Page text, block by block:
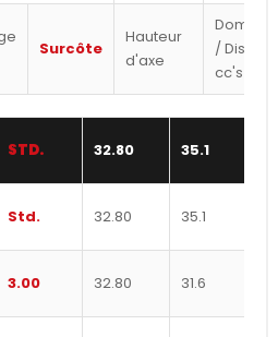
Surcôte
Hauteur
d'axe
Dome
/ Dish
cc's
STD. 32.80 35.1
Std. 32.80 35.1
3.00 32.80 31.6